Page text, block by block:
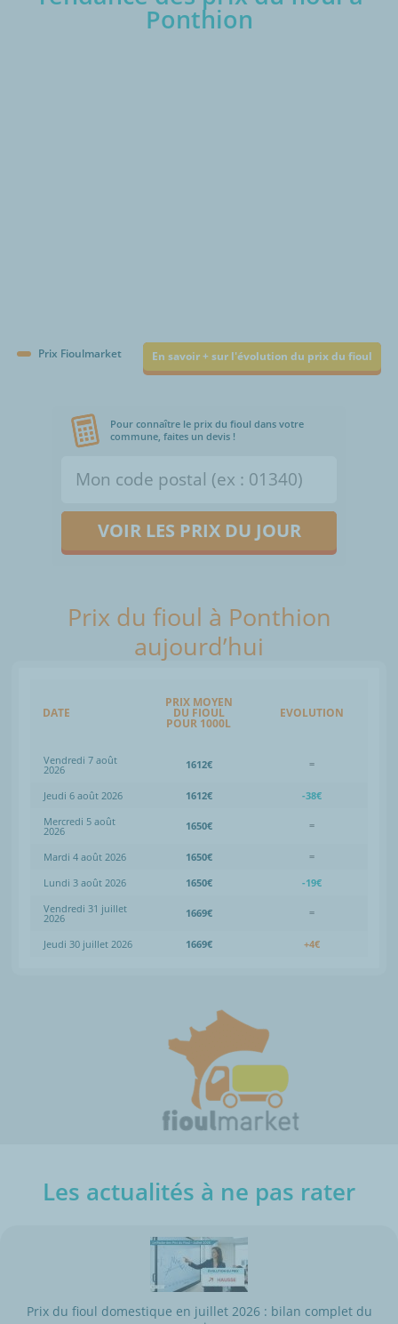
Ponthion
Prix Fioulmarket En savoir + sur l'évolution du prix du fioul
Pour connaître le prix du fioul dans votre
commune, faites un devis !
VOIR LES PRIX DU JOUR
Prix du fioul à Ponthion
aujourd’hui
DATE
PRIX MOYEN
DU FIOUL
POUR 1000L
EVOLUTION
Vendredi 7 août
2026 1612€ =
Jeudi 6 août 2026 1612€
-38€
Mercredi 5 août
2026 1650€ =
Mardi 4 août 2026 1650€
=
Lundi 3 août 2026
1650€
-19€
Vendredi 31 juillet
2026 1669€ =
Jeudi 30 juillet 2026 1669€ +4€
Les actualités à ne pas rater
Prix du fioul domestique en juillet 2026 : bilan complet du